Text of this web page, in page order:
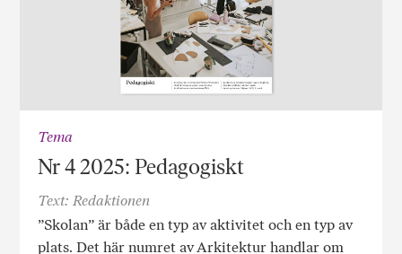
Tema
Nr 4 2025: Pedagogiskt
Text: Redaktionen
”Skolan” är både en typ av aktivitet och en typ av
plats. Det här numret av Arkitektur handlar om